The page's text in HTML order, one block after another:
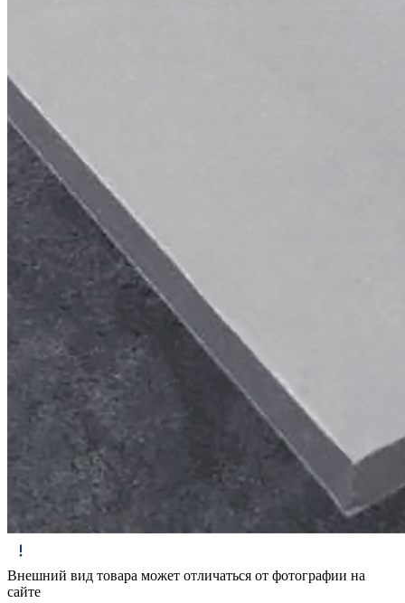
Внешний вид товара может отличаться от фотографии на
сайте